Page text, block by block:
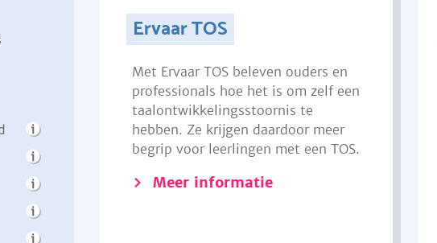
Ervaar TOS
Met Ervaar TOS beleven ouders en
professionals hoe het is om zelf een
taalontwikkelingsstoornis te
hebben. Ze krijgen daardoor meer
begrip voor leerlingen met een TOS.
Meer informatie